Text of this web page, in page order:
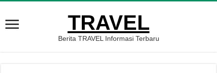
TRAVEL
Berita TRAVEL Informasi Terbaru